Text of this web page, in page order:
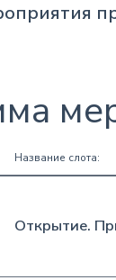
Название слота:
Открытие.